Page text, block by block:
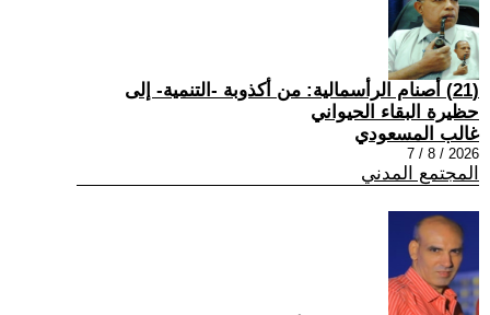
(21) أصنام الرأسمالية: من أكذوبة -التنمية- إلى
حظيرة البقاء الحيواني
غالب المسعودي
2026 / 8 / 7
المجتمع المدني